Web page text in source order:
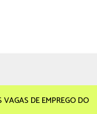
DE EMPREGO DO